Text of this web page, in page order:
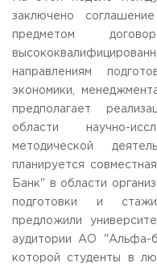
Scientific activity
Additional education
Федеральный
Федеральное учебно-
системе ВО
Federal educational
system of secondary
Labor union committee
Competition of
Information about
ADDRESS
99 Glavnaya Street,
Moscow region, 141221
TELEPHONES:
+7 (495) 940 83 00
+7 (495) 940 83 58
E-MAIL
obrashenia@rguts.ru
заключено
предметом
направлениям
экономики,
предполагает
области научно-
методической
планируется
Банк" в области
подготовки и
предложили
аудитории АО "Альфа-
которой студенты в